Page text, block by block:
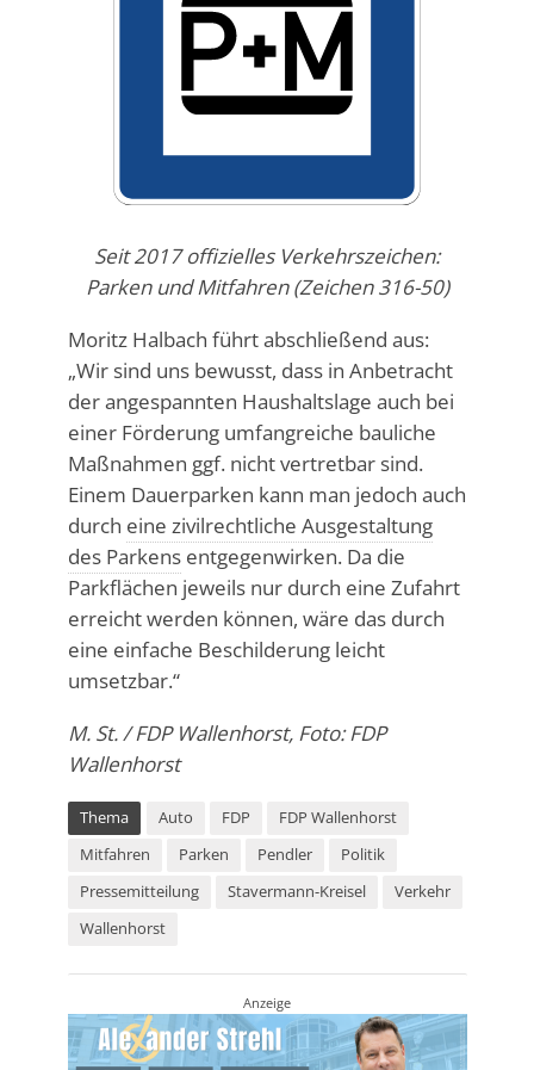
Seit 2017 offizielles Verkehrszeichen:
Parken und Mitfahren (Zeichen 316-50)
Moritz Halbach führt abschließend aus:
„Wir sind uns bewusst, dass in Anbetracht
der angespannten Haushaltslage auch bei
einer Förderung umfangreiche bauliche
Maßnahmen ggf. nicht vertretbar sind.
Einem Dauerparken kann man jedoch auch
durch eine zivilrechtliche Ausgestaltung
des Parkensentgegenwirken. Da die
Parkflächen jeweils nur durch eine Zufahrt
erreicht werden können, wäre das durch
eine einfache Beschilderung leicht
umsetzbar.“
M. St. / FDP Wallenhorst, Foto: FDP
Wallenhorst
Thema Auto FDP
FDP Wallenhorst
Mitfahren
Parken Pendler
Politik
Pressemitteilung
Stavermann-Kreisel
Verkehr
Wallenhorst
Anzeige